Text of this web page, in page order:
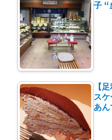
子 “
【
ス
あ